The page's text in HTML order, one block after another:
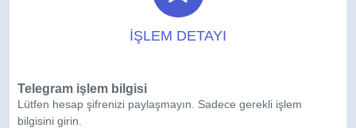
İŞLEM DETAYI
Telegram işlem bilgisi
Lütfen hesap şifrenizi paylaşmayın. Sadece gerekli işlem
bilgisini girin.